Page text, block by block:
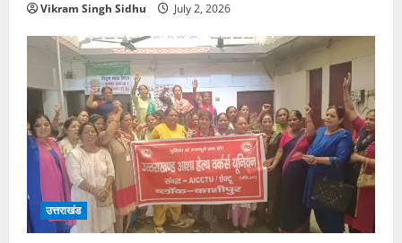
Vikram Singh Sidhu July 2, 2026
उत्तराखंड